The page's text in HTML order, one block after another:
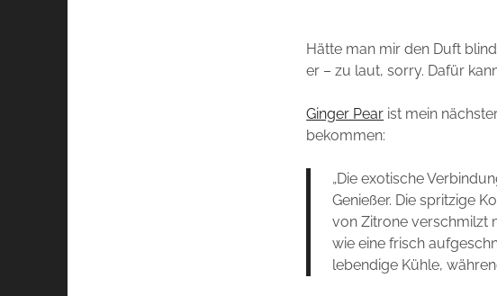
Hätte man mir den Duft
er – zu laut, sorry. Dafür
Ginger Pear ist mein
bekommen:
„Die exotische
Genießer. Die spritzige
von Zitrone verschmilzt
wie eine frisch
lebendige Kühle,